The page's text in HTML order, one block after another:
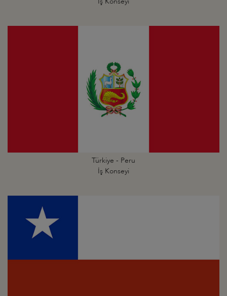
Türkiye - Peru
İş Konseyi